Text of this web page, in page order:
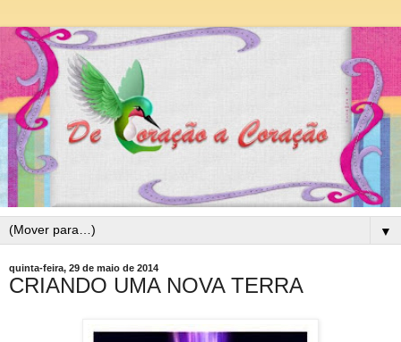
▼
quinta-feira, 29 de maio de 2014
CRIANDO UMA NOVA TERRA